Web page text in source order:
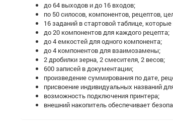
до 64 выходов и до 16 входов;
по 50 силосов, компонентов, рецептов,
16 заданий в стартовой таблице,
до 20 компонентов для каждого рецепта;
до 4 емкостей для одного компонента;
до 4 компонентов для взаимозамены;
2 дробилки зерна, 2 смесителя, 2 весов;
600 записей в документации;
произведение суммирования по дате,
присвоение индивидуальных названий
возможность подключения принтера;
внешний накопитель обеспечивает